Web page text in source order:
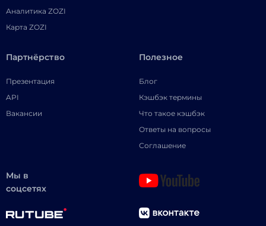
Аналитика ZOZI
Карта ZOZI
Партнёрство
Презентация
API
Вакансии
Полезное
Блог
Кэшбэк термины
Что такое кэшбэк
Ответы на вопросы
Соглашение
Мы в
соцсетях